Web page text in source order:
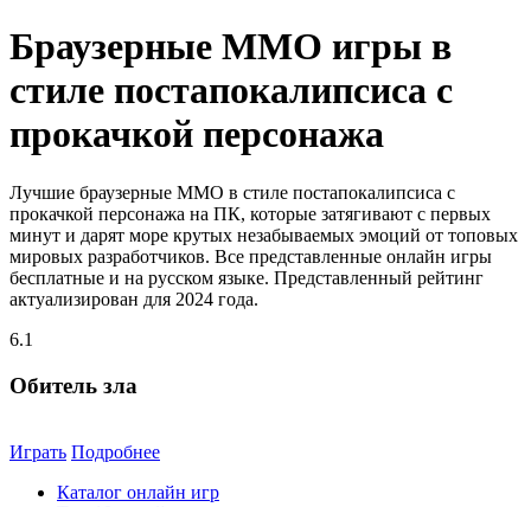
Браузерные MMO игры в
стиле постапокалипсиса с
прокачкой персонажа
Лучшие браузерные MMO в стиле постапокалипсиса с
прокачкой персонажа на ПК, которые затягивают с первых
минут и дарят море крутых незабываемых эмоций от топовых
мировых разработчиков. Все представленные онлайн игры
бесплатные и на русском языке. Представленный рейтинг
актуализирован для 2024 года.
6.1
Обитель зла
Играть Подробнее
Каталог онлайн игр